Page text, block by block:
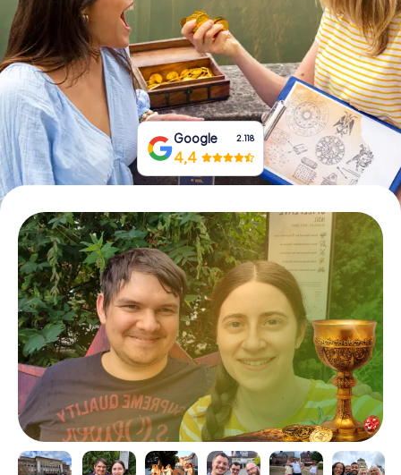
Prenota Biglietti
Acquista i Voucher
Google 2.118
4,4